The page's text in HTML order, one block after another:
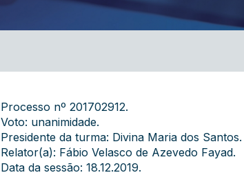
Processo nº 201702912.
Voto: unanimidade.
Presidente da turma: Divina Maria dos Santos.
Relator(a): Fábio Velasco de Azevedo Fayad.
Data da sessão: 18.12.2019.